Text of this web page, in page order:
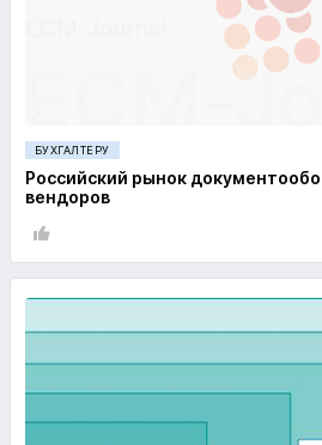
БУХГАЛТЕРУ
Российский рынок
вендоров